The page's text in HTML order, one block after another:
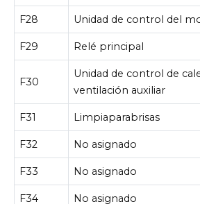
F28 Unidad de control del
F29 Relé principal
F30
Unidad de control de
ventilación auxiliar
F31 Limpiaparabrisas
F32 No asignado
F33 No asignado
F34 No asignado